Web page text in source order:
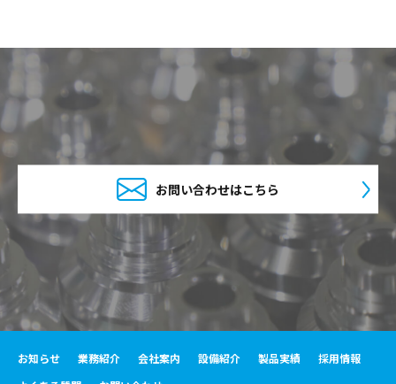
お問い合わせはこちら
お知らせ 業務紹介 会社案内 設備紹介 製品実績
採用情報